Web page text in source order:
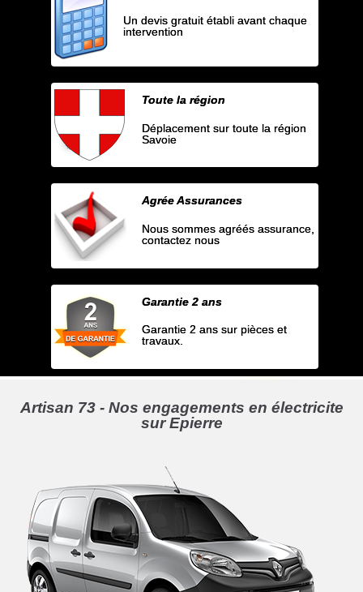
Un devis gratuit établi avant chaque
intervention
Toute la région
Déplacement sur toute la région
Savoie
Agrée Assurances
Nous sommes agréés assurance,
contactez nous
Garantie 2 ans
Garantie 2 ans sur pièces et
travaux.
Artisan 73 - Nos engagements en électricite
sur Epierre